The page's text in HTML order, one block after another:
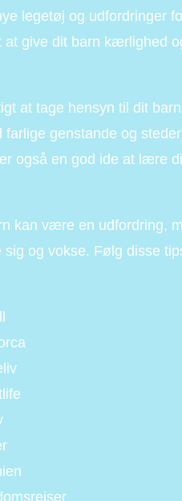
legetøj og udfordringer
at give dit barn kærlighed
at tage hensyn til dit
farlige genstande og
også en god ide at lære
kan være en udfordring,
sig og vokse. Følg disse